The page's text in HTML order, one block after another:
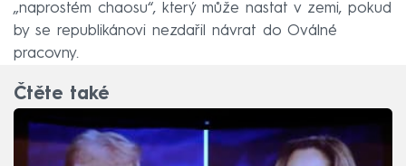
„naprostém chaosu“, který může nastat v zemi, pokud
by se republikánovi nezdařil návrat do Oválné
pracovny.
Čtěte také